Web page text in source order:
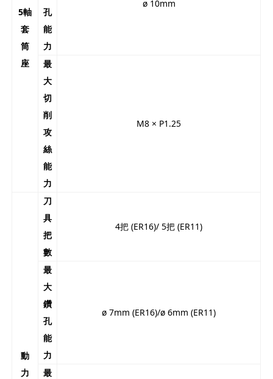
5軸
套
筒
座
孔
能
力
ø 10mm
最
大
切
削
攻
絲
能
力
M8 × P1.25
動
力
刀
具
把
數
4把 (ER16)/ 5把 (ER11)
最
大
鑽
孔
能
力
ø 7mm (ER16)/ø 6mm (ER11)
最